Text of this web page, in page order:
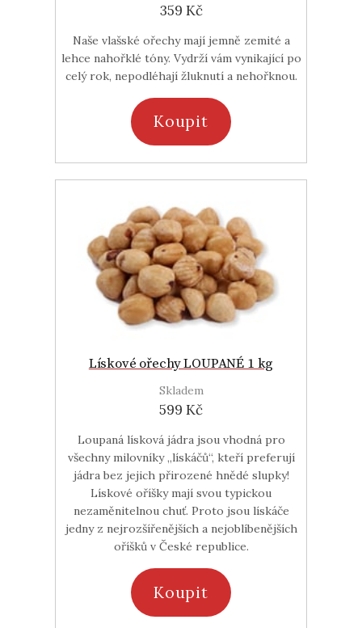
359 Kč
Naše vlašské ořechy mají jemně zemité a
lehce nahořklé tóny. Vydrží vám vynikající po
celý rok, nepodléhají žluknutí a nehořknou.
Koupit
Lískové ořechy LOUPANÉ 1 kg
Skladem
599 Kč
Loupaná lísková jádra jsou vhodná pro
všechny milovníky „lískáčů“, kteří preferují
jádra bez jejich přirozené hnědé slupky!
Lískové oříšky mají svou typickou
nezaměnitelnou chuť. Proto jsou lískáče
jedny z nejrozšířenějších a nejoblíbenějších
oříšků v České republice.
Koupit